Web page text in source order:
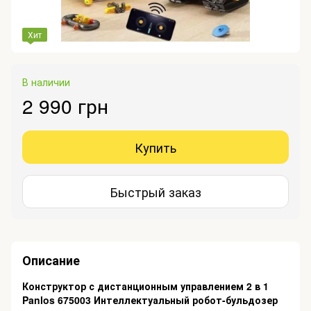
Хит
В наличии
2 990 грн
Купить
Быстрый заказ
Описание
Конструктор с дистанционным управлением 2 в 1
Panlos 675003 Интеллектуальный робот-бульдозер